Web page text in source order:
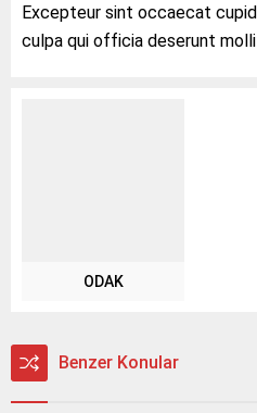
Excepteur sint occaecat
culpa qui officia deserunt
ODAK
Benzer Konular